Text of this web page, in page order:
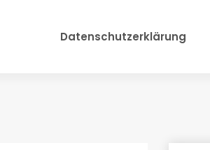
Datenschutzerklärung